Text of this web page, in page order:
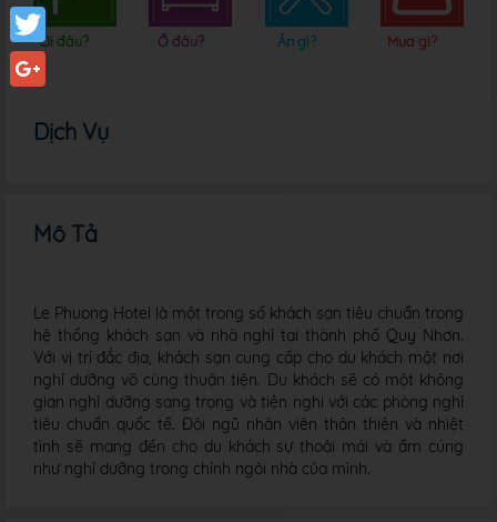
Facebook
Twitter
Đi đâu? Ở đâu? Ăn gì? Mua gì?
Dịch Vụ
Mô Tả
Le Phuong Hotel là một trong số khách sạn tiêu chuẩn trong
hệ thống khách sạn và nhà nghỉ tại thành phố Quy Nhơn.
Với vị trí đắc địa, khách sạn cung cấp cho du khách một nơi
nghỉ dưỡng vô cùng thuận tiện. Du khách sẽ có một không
gian nghỉ dưỡng sang trọng và tiện nghi với các phòng nghỉ
tiêu chuẩn quốc tế. Đội ngũ nhân viên thân thiện và nhiệt
tình sẽ mang đến cho du khách sự thoải mái và ấm cúng
như nghỉ dưỡng trong chính ngôi nhà của mình.